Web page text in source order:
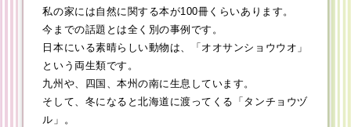
私の家には自然に関する本が100冊くらいあります。
今までの話題とは全く別の事例です。
日本にいる素晴らしい動物は、「オオサンショウウオ」
という両生類です。
九州や、四国、本州の南に生息しています。
そして、冬になると北海道に渡ってくる「タンチョウヅ
ル」。